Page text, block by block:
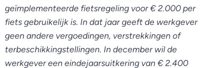
geïmplementeerde fietsregeling voor € 2.000 per
fiets gebruikelijk is. In dat jaar geeft de werkgever
geen andere vergoedingen, verstrekkingen of
terbeschikkingstellingen. In december wil de
werkgever een eindejaarsuitkering van € 2.400